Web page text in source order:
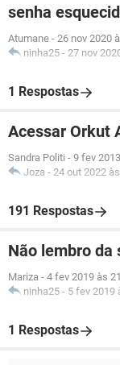
senha
Atumane - 26 nov 2020
ninha25 - 27 nov
1 Respostas
Acessar Orkut
Sandra Politi - 9 fev
Joza - 24 out 2022
191 Respostas
Não lembro da
Mariza - 4 fev 2019 às
ninha25 - 5 fev 2019
1 Respostas